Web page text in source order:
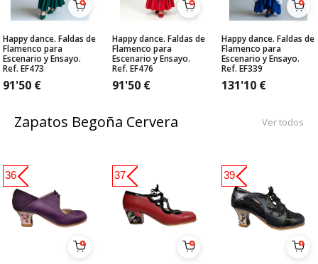
Happy dance. Faldas de
Flamenco para
Escenario y Ensayo.
Ref. EF473
91'50 €
Happy dance. Faldas de
Flamenco para
Escenario y Ensayo.
Ref. EF476
91'50 €
Happy dance. Faldas de
Flamenco para
Escenario y Ensayo.
Ref. EF339
131'10 €
Zapatos Begoña Cervera Ver todos
36 37 39